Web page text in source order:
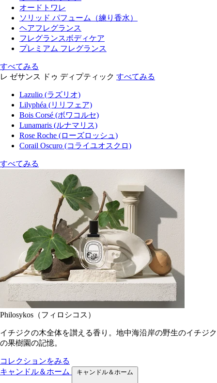
オードトワレ
ソリッド パフューム（練り香水）
ヘアフレグランス
フレグランスボディケア
プレミアム フレグランス
すべてみる
レ ゼサンス ドゥ ディプティック すべてみる
Lazulio (ラズリオ)
Lilyphéa (リリフェア)
Bois Corsé (ボワコルセ)
Lunamaris (ルナマリス)
Rose Roche (ローズロッシュ)
Corail Oscuro (コライユオスクロ)
すべてみる
Philosykos（フィロシコス）
イチジクの木全体を讃える香り。地中海沿岸の野生のイチジク
の果樹園の記憶。
コレクションをみる
キャンドル＆ホーム
キャンドル＆ホーム